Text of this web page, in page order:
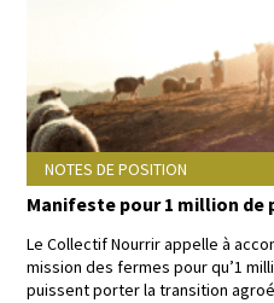
NOTES DE POSITION
Manifeste pour 1 million de
Le Col­lec­tif Nour­rir appelle à
mis­sion des fer­mes pour qu’1
puis­sent porter la tran­si­tion